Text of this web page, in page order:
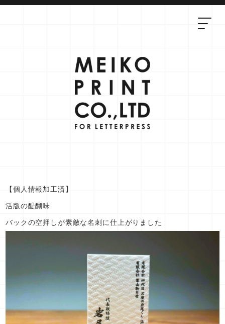
【個人情報加工済】
活版の醍醐味
バックの空押しが素敵な名刺に仕上がりました